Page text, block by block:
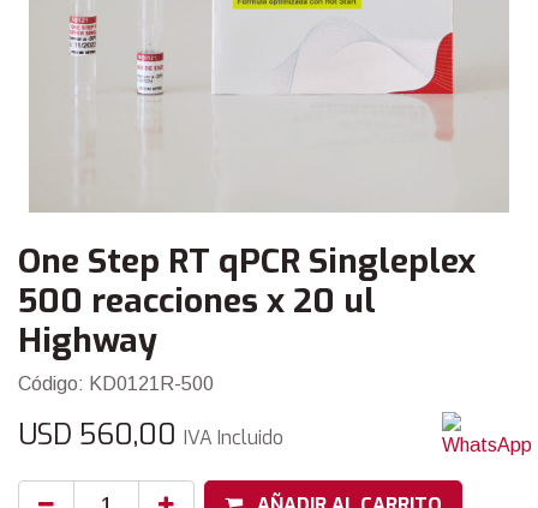
One Step RT qPCR Singleplex
500 reacciones x 20 ul
Highway
Código: KD0121R-500
USD 560,00 IVA Incluido